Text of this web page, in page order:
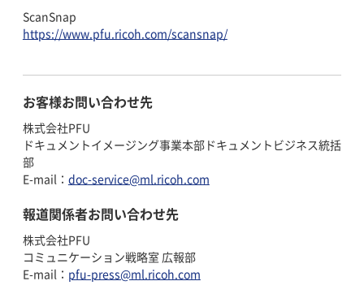
ScanSnap
https://www.pfu.ricoh.com/scansnap/
お客様お問い合わせ先
株式会社PFU
ドキュメントイメージング事業本部ドキュメントビジネス統括
部
E-mail： doc-service@ml.ricoh.com
報道関係者お問い合わせ先
株式会社PFU
コミュニケーション戦略室 広報部
E-mail： pfu-press@ml.ricoh.com